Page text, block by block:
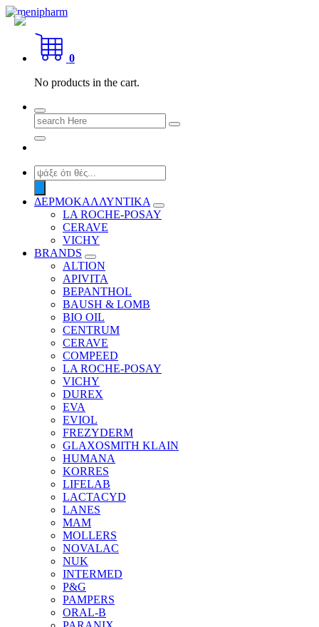
Skip
content
shop 2 easily
0
No products in the cart.
Search
for:
Products
search
ΔΕΡΜΟΚΑΛΛΥΝΤΙΚΑ
LA ROCHE-POSAY
CERAVE
VICHY
BRANDS
ALTION
APIVITA
BEPANTHOL
BAUSH & LOMB
BIO OIL
CENTRUM
CERAVE
COMPEED
LA ROCHE-POSAY
VICHY
DUREX
EVA
EVIOL
FREZYDERM
GLAXOSMITH KLAIN
HUMANA
KORRES
LIFELAB
LACTACYD
LANES
MAM
MOLLERS
NOVALAC
NUK
INTERMED
P&G
PAMPERS
ORAL-B